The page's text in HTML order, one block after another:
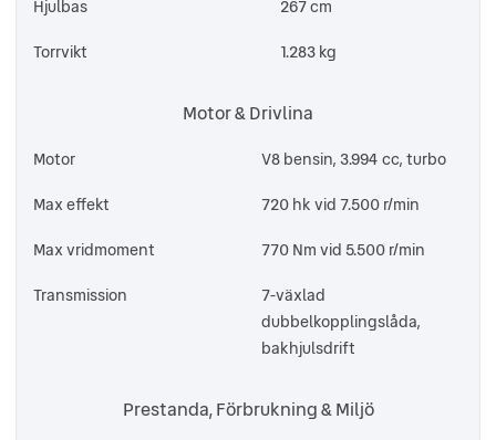
Hjulbas 267 cm
Torrvikt 1.283 kg
Motor & Drivlina
Motor V8 bensin, 3.994 cc, turbo
Max effekt 720 hk vid 7.500 r/min
Max vridmoment 770 Nm vid 5.500 r/min
Transmission
7-växlad
dubbelkopplingslåda,
bakhjulsdrift
Prestanda, Förbrukning & Miljö